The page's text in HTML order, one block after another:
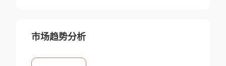
市场趋势分析